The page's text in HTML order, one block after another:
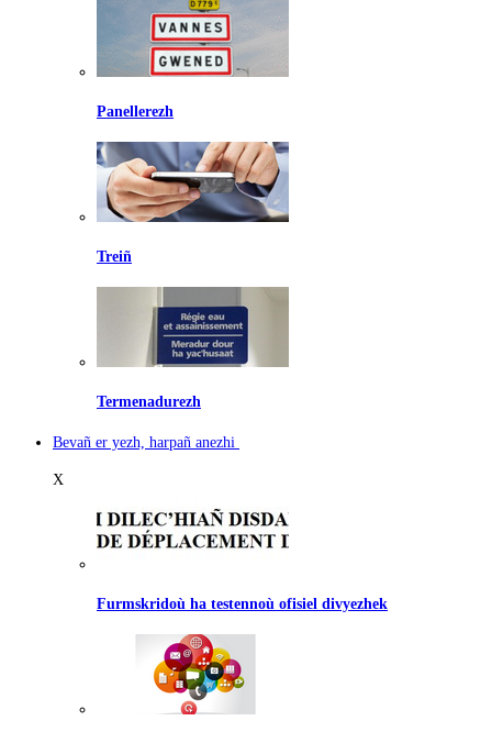
Panellerezh
Treiñ
Termenadurezh
Bevañ er yezh, harpañ anezhi
X
Furmskridoù ha testennoù ofisiel divyezhek